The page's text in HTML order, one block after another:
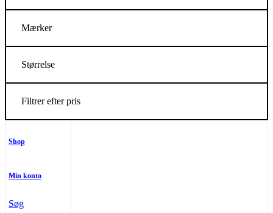
Mærker
Størrelse
Filtrer efter pris
Shop
Min konto
Søg